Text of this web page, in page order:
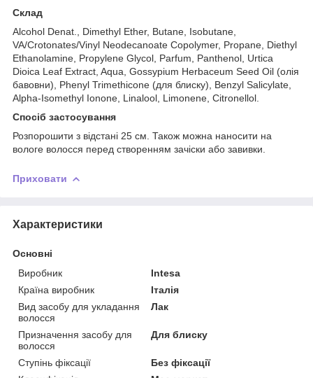
Склад
Alcohol Denat., Dimethyl Ether, Butane, Isobutane,
VA/Crotonates/Vinyl Neodecanoate Copolymer, Propane, Diethyl
Ethanolamine, Propylene Glycol, Parfum, Panthenol, Urtica
Dioica Leaf Extract, Aqua, Gossypium Herbaceum Seed Oil (олія
бавовни), Phenyl Trimethicone (для блиску), Benzyl Salicylate,
Alpha-Isomethyl Ionone, Linalool, Limonene, Citronellol.
Спосіб застосування
Розпорошити з відстані 25 см. Також можна наносити на
вологе волосся перед створенням зачіски або завивки.
Приховати
Характеристики
Основні
Виробник
Intesa
Країна виробник
Італія
Вид засобу для укладання
волосся
Лак
Призначення засобу для
волосся
Для блиску
Ступінь фіксації
Без фіксації